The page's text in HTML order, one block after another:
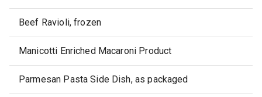
Beef Ravioli, frozen
Manicotti Enriched Macaroni Product
Parmesan Pasta Side Dish, as packaged